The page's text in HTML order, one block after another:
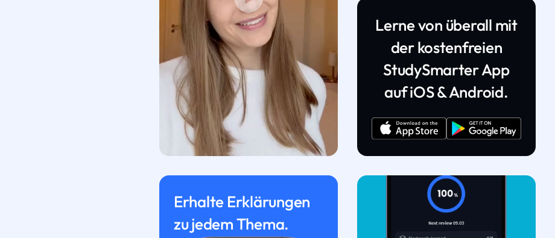
Lerne von überall mit
der kostenfreien
StudySmarter App
auf iOS & Android.
Erhalte Erklärungen
zu jedem Thema.